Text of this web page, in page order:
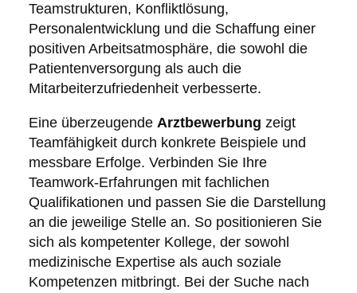
Teamstrukturen, Konfliktlösung,
Personalentwicklung und die Schaffung einer
positiven Arbeitsatmosphäre, die sowohl die
Patientenversorgung als auch die
Mitarbeiterzufriedenheit verbesserte.
Eine überzeugende Arztbewerbung zeigt
Teamfähigkeit durch konkrete Beispiele und
messbare Erfolge. Verbinden Sie Ihre
Teamwork-Erfahrungen mit fachlichen
Qualifikationen und passen Sie die Darstellung
an die jeweilige Stelle an. So positionieren Sie
sich als kompetenter Kollege, der sowohl
medizinische Expertise als auch soziale
Kompetenzen mitbringt. Bei der Suche nach